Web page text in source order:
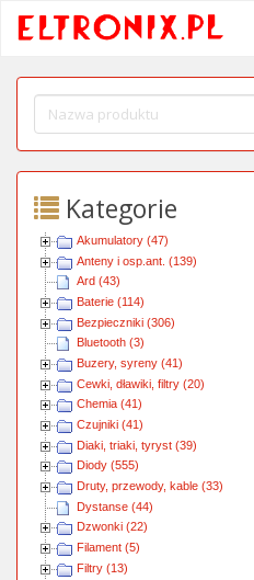
Kategorie
Akumulatory (47)
Anteny i osp.ant. (139)
Ard (43)
Baterie (114)
Bezpieczniki (306)
Bluetooth (3)
Buzery, syreny (41)
Cewki, dławiki, filtry (20)
Chemia (41)
Czujniki (41)
Diaki, triaki, tyryst (39)
Diody (555)
Druty, przewody, kable (33)
Dystanse (44)
Dzwonki (22)
Filament (5)
Filtry (13)